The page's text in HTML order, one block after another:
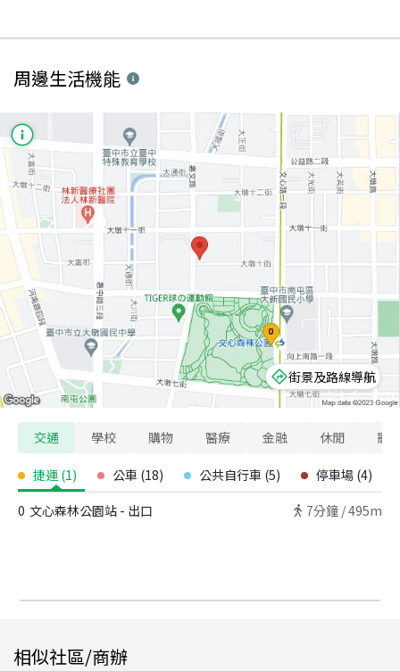
周邊生活機能
街景及路線導航
交通 學校 購物 醫療 金融 休閒 寵
捷運 (1) 公車 (18) 公共自行車 (5) 停車場 (4)
0 文心森林公園站 - 出口 7分鐘 /495m
相似社區/商辦